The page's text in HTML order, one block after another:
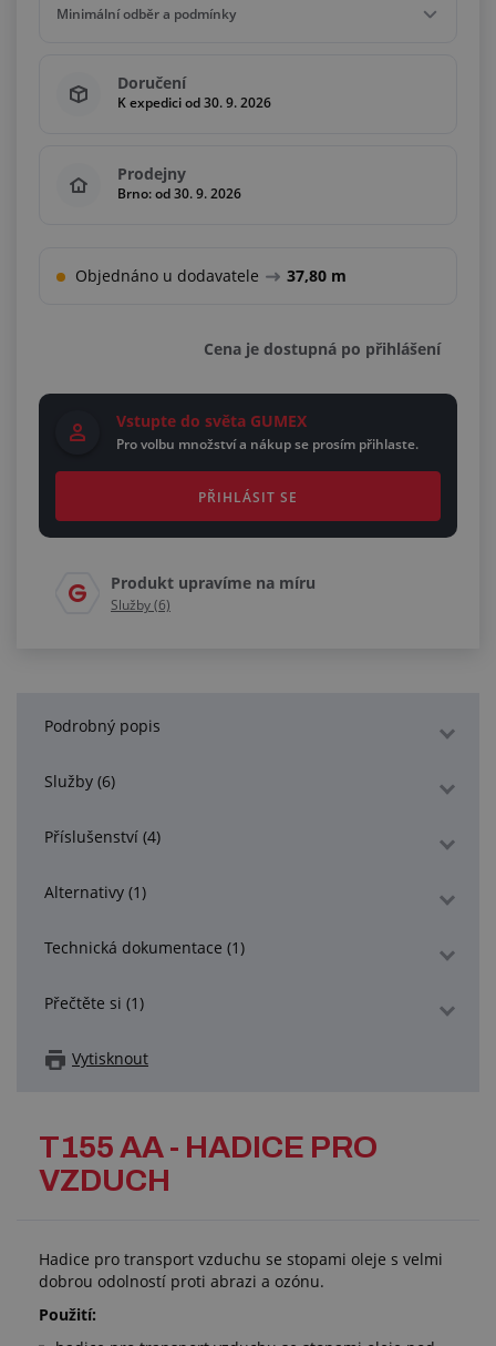
Minimální odběr a podmínky
61,00 m
Násobky 61,00 m
Doručení
K expedici od 30. 9. 2026
Prodejny
Brno: od 30. 9. 2026
Objednáno u dodavatele 37,80 m
Cena je dostupná po přihlášení
Vstupte do světa GUMEX
Pro volbu množství a nákup se prosím přihlaste.
PŘIHLÁSIT SE
Produkt upravíme na míru
Služby (6)
Podrobný popis
Služby (6)
Příslušenství (4)
Alternativy (1)
Technická dokumentace (1)
Přečtěte si (1)
Vytisknout
T155 AA - HADICE PRO
VZDUCH
Hadice pro transport vzduchu se stopami oleje s velmi
dobrou odolností proti abrazi a ozónu.
Použití: